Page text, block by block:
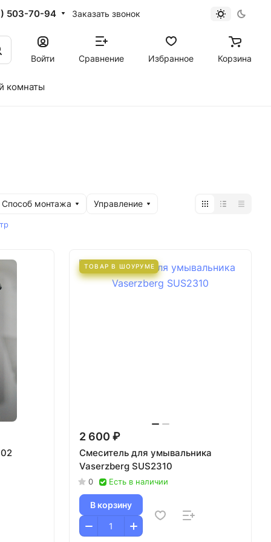
503-70-94 Заказать звонок
Войти Сравнение Избранное Корзина
комнаты
Способ монтажа Управление
ТОВАР В ШОУРУМЕ
2 600 ₽
Смеситель для умывальника
Vaserzberg SUS2310
0 Есть в наличии
В корзину